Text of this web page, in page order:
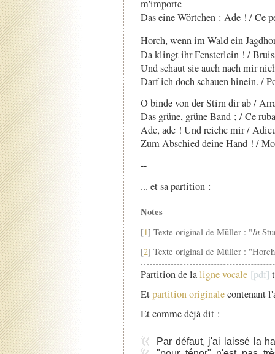
m'importe
Das eine Wörtchen : Ade ! / Ce
Horch, wenn im Wald ein
Da klingt ihr Fensterlein ! /
Und schaut sie auch nach mir
Darf ich doch schauen hinein. /
O binde von der Stirn dir ab /
Das grüne, grüne Band ; / Ce
Ade, ade ! Und reiche mir /
Zum Abschied deine Hand ! /
--
... et sa partition :
Notes
[1] Texte original de Müller : "In
[2] Texte original de Müller :
Partition de laligne vocale
Etpartition originalecontenant
Et comme déjà dit :
Par défaut, j'ai laissé la